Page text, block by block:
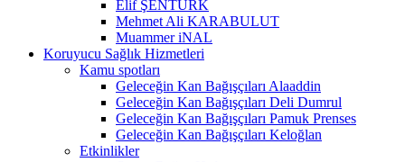
Elif ŞENTÜRK
Mehmet Ali KARABULUT
Muammer iNAL
Koruyucu Sağlık Hizmetleri
Kamu spotları
Geleceğin Kan Bağışçıları Alaaddin
Geleceğin Kan Bağışçıları Deli Dumrul
Geleceğin Kan Bağışçıları Pamuk Prenses
Geleceğin Kan Bağışçıları Keloğlan
Etkinlikler